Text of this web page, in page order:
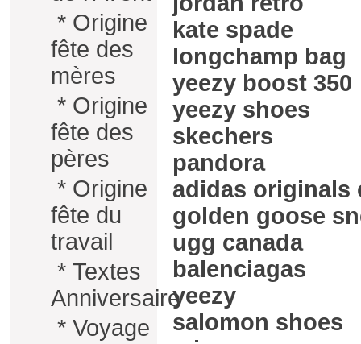
* Origine
fête des
mères
* Origine
fête des
pères
* Origine
fête du
travail
* Textes
Anniversaire
* Voyage
kate spade
longchamp bag
yeezy boost 350
yeezy shoes
skechers
pandora
adidas originals
golden goose
ugg canada
balenciagas
yeezy
salomon shoes